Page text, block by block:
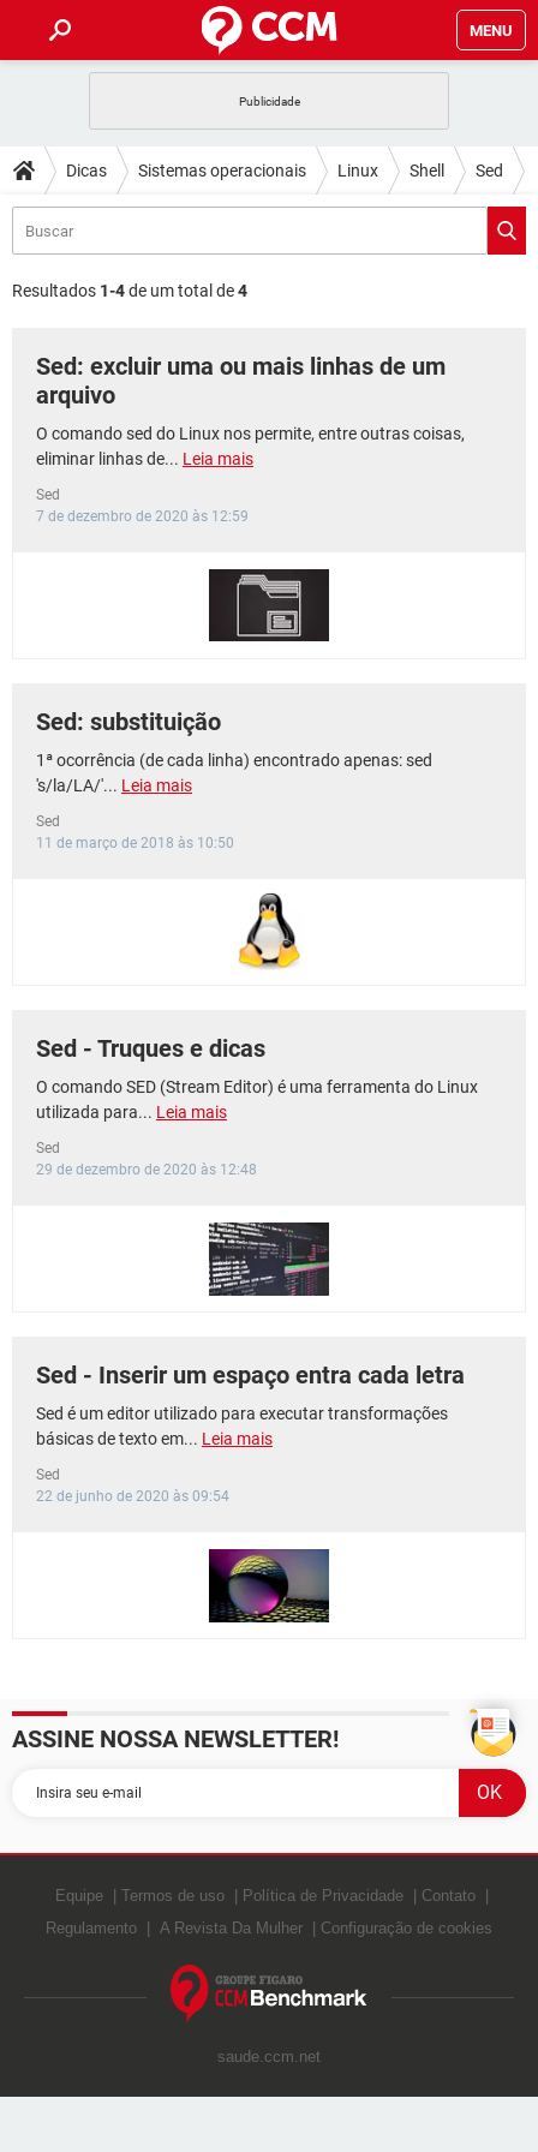
MENU
CELULAR FACEBOOK
INSTAGRAM GMAIL
GUIA DE COMPRAS
DICAS
JOGOS WHATSAPP
CELULAR
OUTLOOK
GUIA DE COMPRAS
DOWNLOADS
JOGOS WHATSAPP
CELULAR
INSTAGRAM
GUIA DE COMPRAS
CELULAR FACEBOOK
OUTLOOK
INSTAGRAM GMAIL
FACEBOOK
OUTLOOK
INSTAGRAM
Dicas Sistemas operacionais Linux Shell Sed
Resultados 1-4de um total de4
Sed: excluir uma ou mais linhas de um
arquivo
O comando sed do Linux nos permite, entre outras coisas,
eliminar linhas de... Leia mais
Sed
7 de dezembro de 2020 às 12:59
Sed: substituição
1ª ocorrência (de cada linha) encontrado apenas: sed
's/la/LA/'... Leia mais
Sed
11 de março de 2018 às 10:50
Sed - Truques e dicas
O comando SED (Stream Editor) é uma ferramenta do Linux
utilizada para... Leia mais
Sed
29 de dezembro de 2020 às 12:48
Sed - Inserir um espaço entra cada letra
Sed é um editor utilizado para executar transformações
básicas de texto em... Leia mais
Sed
22 de junho de 2020 às 09:54
ASSINE NOSSA NEWSLETTER!
Equipe Termos de uso Política de Privacidade
Contato
Regulamento
A Revista Da Mulher Configuração de cookies
saude.ccm.net